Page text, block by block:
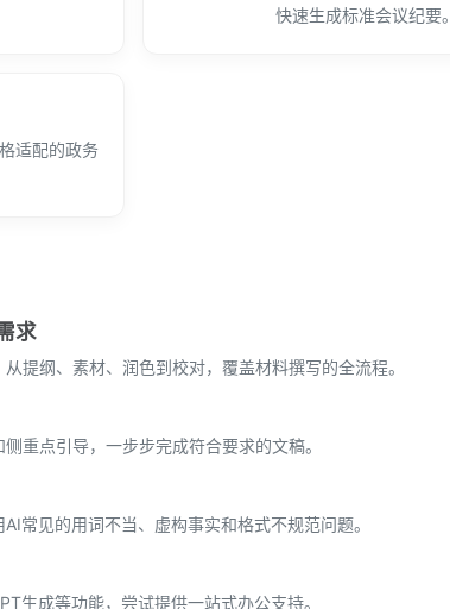
快速生成标准会议纪要。
适配的政务
求
提纲、素材、润色到校对，覆盖材料撰写的全流程。
重点引导，一步步完成符合要求的文稿。
常见的用词不当、虚构事实和格式不规范问题。
生成等功能，尝试提供一站式办公支持。